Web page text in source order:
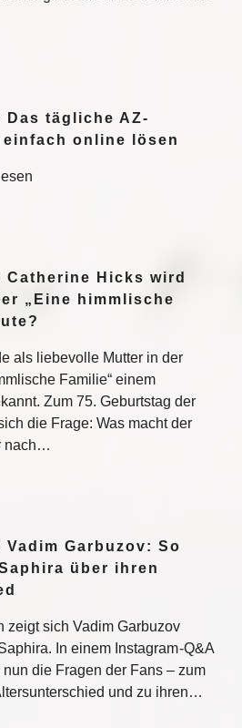
Das tägliche AZ-
online lösen
Catherine Hicks wird
„Eine himmlische
als liebevolle Mutter in der
Familie“ einem
Zum 75. Geburtstag der
die Frage: Was macht der
nach…
Vadim Garbuzov: So
über ihren
zeigt sich Vadim Garbuzov
In einem Instagram-Q&A
die Fragen der Fans – zum
und zu ihren…